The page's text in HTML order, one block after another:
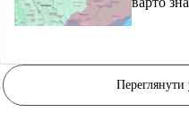
Переглянути